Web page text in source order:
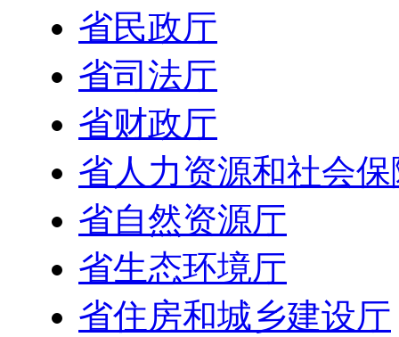
省民政厅
省司法厅
省财政厅
省人力资源和社会
省自然资源厅
省生态环境厅
省住房和城乡建设厅